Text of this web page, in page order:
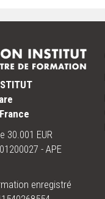
30.001 EUR
- APE
enregistré